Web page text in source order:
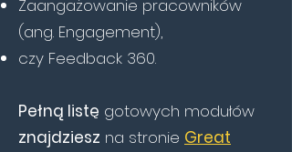
Zaangażowanie pracowników
(ang. Engagement),
czy Feedback 360.
Pełną listę gotowych modułów
znajdziesz na stronie Great